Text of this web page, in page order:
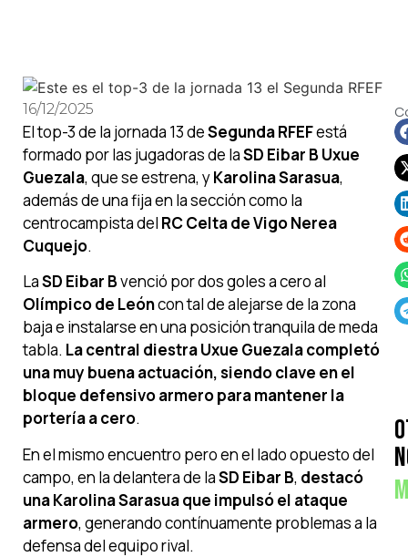
16/12/2025
El top-3 de la jornada 13 deSegunda RFEFestá
formado por las jugadoras de laSD Eibar B Uxue
Guezala, que se estrena, yKarolina Sarasua,
además de una fija en la sección como la
centrocampista del RC Celta de Vigo Nerea
Cuquejo.
LaSD Eibar Bvenció por dos goles a cero al
Olímpico de Leóncon tal de alejarse de la zona
baja e instalarse en una posición tranquila de meda
tabla. La central diestra Uxue Guezala completó
una muy buena actuación, siendo clave en el
bloque defensivo armero para mantener la
portería a cero.
En el mismo encuentro pero en el lado opuesto del
campo, en la delantera de laSD Eibar B, destacó
una Karolina Sarasua que impulsó el ataque
armero, generando contínuamente problemas a la
defensa del equipo rival.